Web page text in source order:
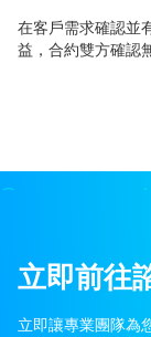
在客戶需求確認並
益，合約雙方確認
立即前往
立即讓專業團隊為